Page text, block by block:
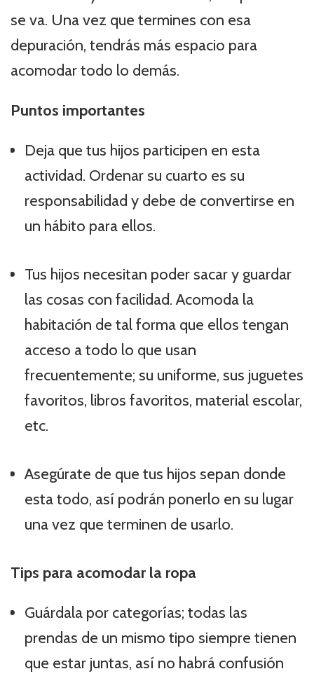
se va. Una vez que termines con esa
depuración, tendrás más espacio para
acomodar todo lo demás.
Puntos importantes
Deja que tus hijos participen en esta
actividad. Ordenar su cuarto es su
responsabilidad y debe de convertirse en
un hábito para ellos.
Tus hijos necesitan poder sacar y guardar
las cosas con facilidad. Acomoda la
habitación de tal forma que ellos tengan
acceso a todo lo que usan
frecuentemente; su uniforme, sus juguetes
favoritos, libros favoritos, material escolar,
etc.
Asegúrate de que tus hijos sepan donde
esta todo, así podrán ponerlo en su lugar
una vez que terminen de usarlo.
Tips para acomodar la ropa
Guárdala por categorías; todas las
prendas de un mismo tipo siempre tienen
que estar juntas, así no habrá confusión